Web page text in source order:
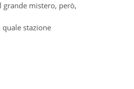
Il grande mistero, però,
quale stazione